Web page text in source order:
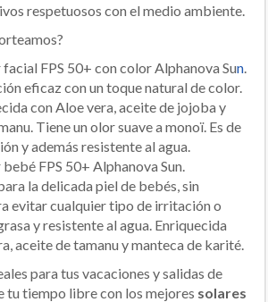
respetuosos con el medio ambiente.
FPS 50+ con color Alphanova Sun.
eficaz con un toque natural de color.
con Aloe vera, aceite de jojoba y
Tiene un olor suave a monoï. Es de
y además resistente al agua.
FPS 50+ Alphanova Sun.
la delicada piel de bebés, sin
evitar cualquier tipo de irritación o
y resistente al agua. Enriquecida
aceite de tamanu y manteca de karité.
para tus vacaciones y salidas de
tu tiempo libre con los mejores solares